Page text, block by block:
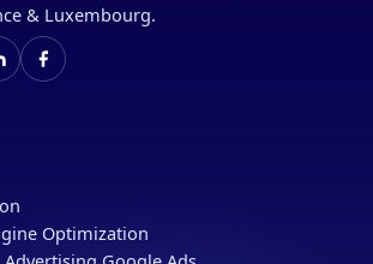
& Luxembourg.
Optimization